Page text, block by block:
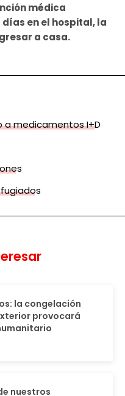
médica
en el hospital, la
a casa.
a medicamentos I+D
la congelación
provocará
nuestros